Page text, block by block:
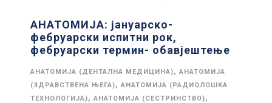
АНАТОМИЈА: јануарско-
фебруарски испитни рок,
фебруарски термин- обавјештење
АНАТОМИЈА (ДЕНТАЛНА МЕДИЦИНА), АНАТОМИЈА
(ЗДРАВСТВЕНА ЊЕГА), АНАТОМИЈА (РАДИОЛОШКА
ТЕХНОЛОГИЈА), АНАТОМИЈА (СЕСТРИНСТВО),